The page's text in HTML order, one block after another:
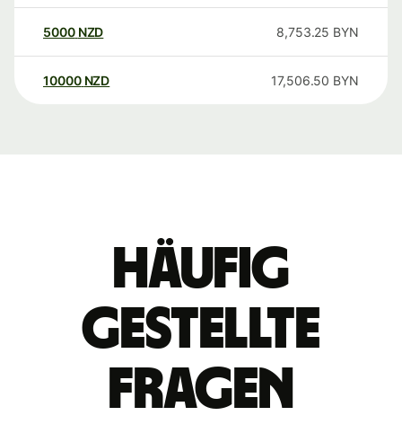
5000 NZD 8,753.25 BYN
10000 NZD 17,506.50 BYN
Häufig
gestellte
Fragen